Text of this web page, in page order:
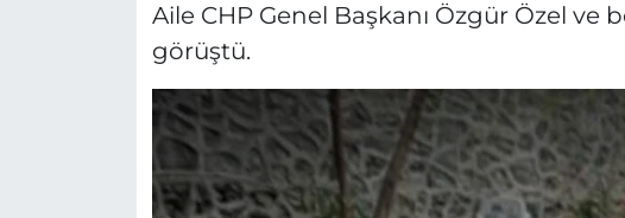
Aile CHP Genel Başkanı Özgür Özel ve
görüştü.